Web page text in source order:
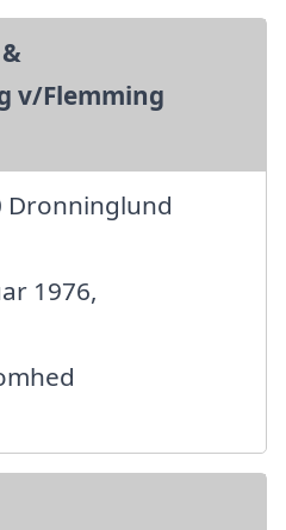
v/Flemming
Dronninglund
1976,